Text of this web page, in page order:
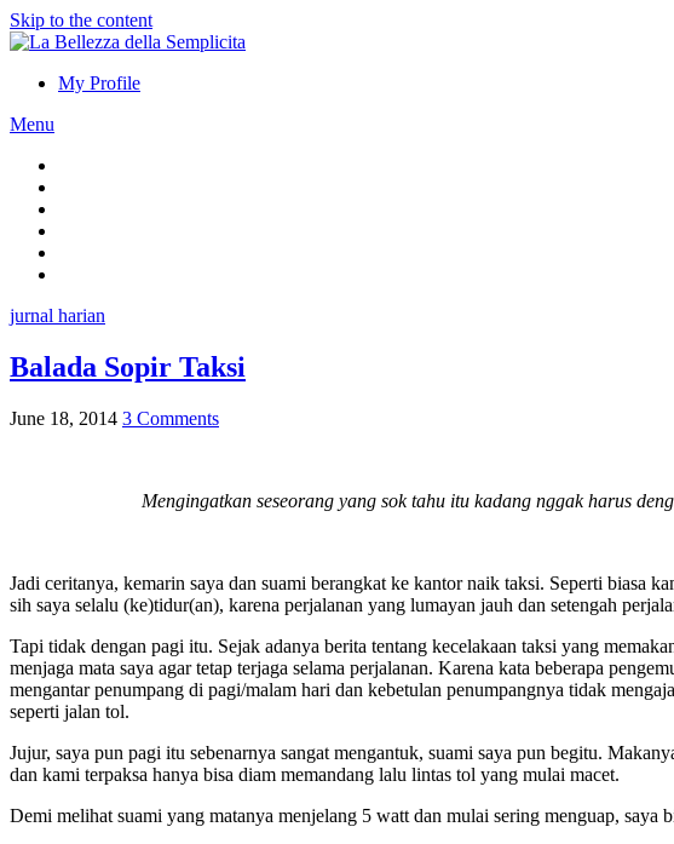
Skip to the content
My Profile
Menu
jurnal harian
Balada Sopir Taksi
June 18, 2014 3 Comments
Mengingatkan seseorang yang sok tahu itu kadang nggak harus
Jadi ceritanya, kemarin saya dan suami berangkat ke kantor naik taksi. Seperti biasa
sih saya selalu (ke)tidur(an), karena perjalanan yang lumayan jauh dan setengah
Tapi tidak dengan pagi itu. Sejak adanya berita tentang kecelakaan taksi yang
menjaga mata saya agar tetap terjaga selama perjalanan. Karena kata beberapa
mengantar penumpang di pagi/malam hari dan kebetulan penumpangnya tidak
seperti jalan tol.
Jujur, saya pun pagi itu sebenarnya sangat mengantuk, suami saya pun begitu.
dan kami terpaksa hanya bisa diam memandang lalu lintas tol yang mulai macet.
Demi melihat suami yang matanya menjelang 5 watt dan mulai sering menguap, saya